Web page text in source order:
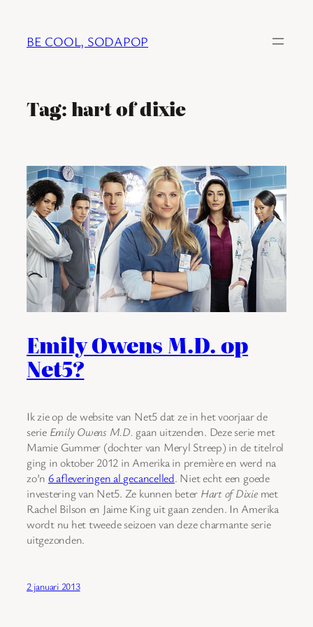
BE COOL, SODAPOP
Tag:hart of dixie
Emily Owens M.D. op
Net5?
Ik zie op de website van Net5 dat ze in het voorjaar de
serie Emily Owens M.D. gaan uitzenden. Deze serie met
Mamie Gummer (dochter van Meryl Streep) in de titelrol
ging in oktober 2012 in Amerika in première en werd na
zo’n 6 afleveringen al gecancelled. Niet echt een goede
investering van Net5. Ze kunnen beter Hart of Dixiemet
Rachel Bilson en Jaime King uit gaan zenden. In Amerika
wordt nu het tweede seizoen van deze charmante serie
uitgezonden.
2 januari 2013